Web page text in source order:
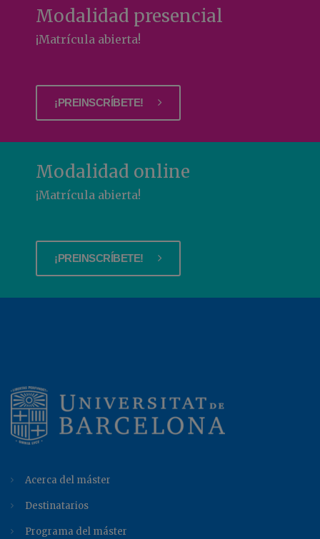
Modalidad presencial
¡Matrícula abierta!
¡PREINSCRÍBETE!
Modalidad online
¡Matrícula abierta!
¡PREINSCRÍBETE!
Acerca del máster
Destinatarios
Programa del máster